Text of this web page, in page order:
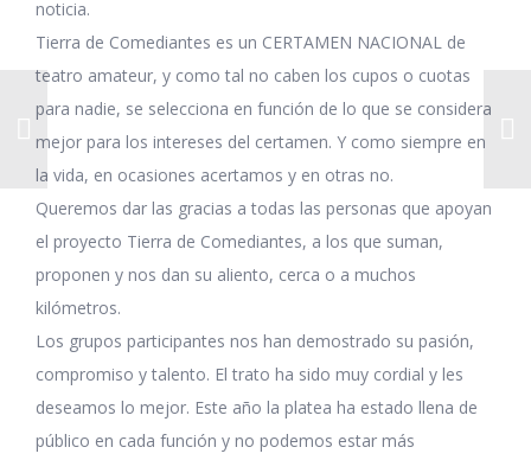
noticia.
Tierra de Comediantes es un CERTAMEN NACIONAL de
teatro amateur, y como tal no caben los cupos o cuotas
para nadie, se selecciona en función de lo que se considera
mejor para los intereses del certamen. Y como siempre en
la vida, en ocasiones acertamos y en otras no.
Queremos dar las gracias a todas las personas que apoyan
el proyecto Tierra de Comediantes, a los que suman,
proponen y nos dan su aliento, cerca o a muchos
kilómetros.
Los grupos participantes nos han demostrado su pasión,
compromiso y talento. El trato ha sido muy cordial y les
deseamos lo mejor. Este año la platea ha estado llena de
público en cada función y no podemos estar más